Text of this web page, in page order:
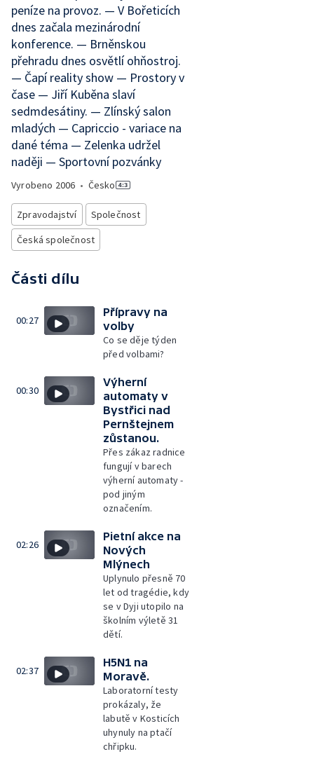
peníze na provoz. — V Bořeticích
dnes začala mezinárodní
konference. — Brněnskou
přehradu dnes osvětlí ohňostroj.
— Čapí reality show — Prostory v
čase — Jiří Kuběna slaví
sedmdesátiny. — Zlínský salon
mladých — Capriccio - variace na
dané téma — Zelenka udržel
naději — Sportovní pozvánky
Vyrobeno 2006 • Česko
Zpravodajství
Společnost
Česká společnost
Části dílu
00:27
Přípravy na
volby
Co se děje týden
před volbami?
00:30
Výherní
automaty v
Bystřici nad
Pernštejnem
zůstanou.
Přes zákaz radnice
fungují v barech
výherní automaty -
pod jiným
označením.
02:26
Pietní akce na
Nových
Mlýnech
Uplynulo přesně 70
let od tragédie, kdy
se v Dyji utopilo na
školním výletě 31
dětí.
02:37
H5N1 na
Moravě.
Laboratorní testy
prokázaly, že
labutě v Kosticích
uhynuly na ptačí
chřipku.